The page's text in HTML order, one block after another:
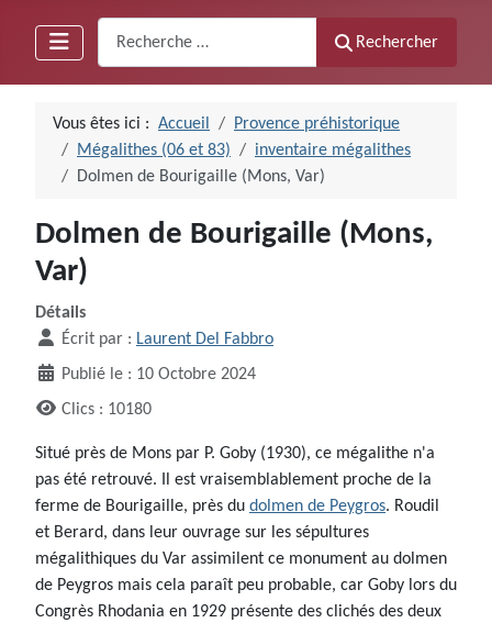
Rechercher
Vous êtes ici : Accueil
Provence préhistorique
Mégalithes (06 et 83)
inventaire mégalithes
Dolmen de Bourigaille (Mons, Var)
Dolmen de Bourigaille (Mons,
Var)
Détails
Écrit par : Laurent Del Fabbro
Publié le : 10 Octobre 2024
Clics : 10180
Situé près de Mons par P. Goby (1930), ce mégalithe n'a
pas été retrouvé. Il est vraisemblablement proche de la
ferme de Bourigaille, près du dolmen de Peygros. Roudil
et Berard, dans leur ouvrage sur les sépultures
mégalithiques du Var assimilent ce monument au dolmen
de Peygros mais cela paraît peu probable, car Goby lors du
Congrès Rhodania en 1929 présente des clichés des deux